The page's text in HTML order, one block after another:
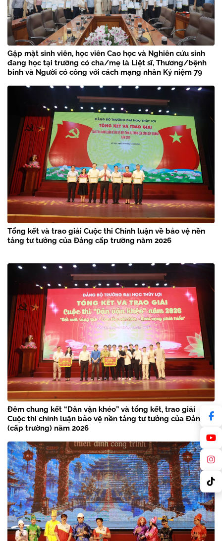
Gặp mặt sinh viên, học viên Cao học và Nghiên cứu sinh
đang học tại trường có cha/mẹ là Liệt sĩ, Thương/bệnh
binh và Người có công với cách mạng nhân Kỷ niệm 79
Tổng kết và trao giải Cuộc thi Chính luận về bảo vệ nền
tảng tư tưởng của Đảng cấp trường năm 2026
Đêm chung kết “Dân vận khéo” và tổng kết, trao giải
Cuộc thi chính luận bảo vệ nền tảng tư tưởng của Đảng
(cấp trường) năm 2026